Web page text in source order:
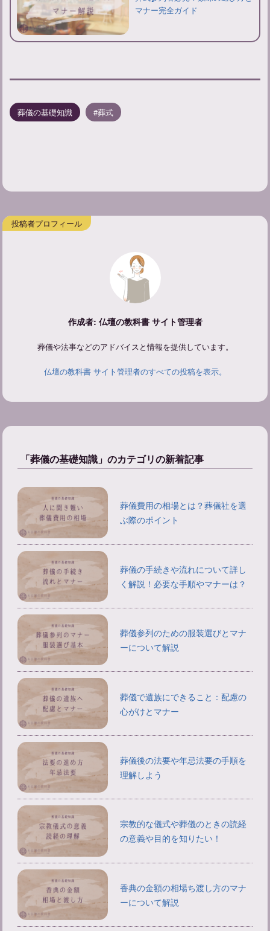
マナー完全ガイド
葬儀の基礎知識 葬式
作成者: 仏壇の教科書 サイト管理者
葬儀や法事などのアドバイスと情報を提供しています。
仏壇の教科書 サイト管理者のすべての投稿を表示。
「葬儀の基礎知識」のカテゴリの新着記事
葬儀費用の相場とは？葬儀社を選
ぶ際のポイント
葬儀の手続きや流れについて詳し
く解説！必要な手順やマナーは？
葬儀参列のための服装選びとマナ
ーについて解説
葬儀で遺族にできること：配慮の
心がけとマナー
葬儀後の法要や年忌法要の手順を
理解しよう
宗教的な儀式や葬儀のときの読経
の意義や目的を知りたい！
香典の金額の相場ち渡し方のマナ
ーについて解説